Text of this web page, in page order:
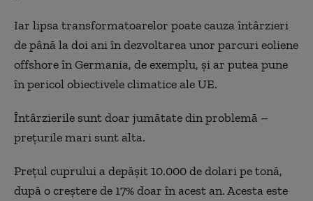
Iar lipsa transformatoarelor poate cauza întârzieri
de până la doi ani în dezvoltarea unor parcuri eoliene
offshore în Germania, de exemplu, și ar putea pune
în pericol obiectivele climatice ale UE.
Întârzierile sunt doar jumătate din problemă –
prețurile mari sunt alta.
Prețul cuprului a depășit 10.000 de dolari pe tonă,
după o creștere de 17% doar în acest an. Acesta este